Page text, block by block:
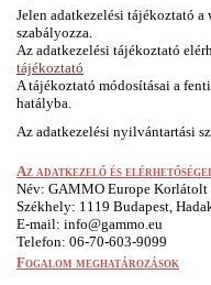
Jelen adatkezelési tájékoztató
szabályozza.
Az adatkezelési tájékoztató
tájékoztató
A tájékoztató módosításai a
hatályba.
Az adatkezelési nyilvántartási
Az adatkezelő és
Név: GAMMO Europe Korlátolt
Székhely: 1119 Budapest,
E-mail: info@gammo.eu
Telefon: 06-70-603-9099
Fogalom meghatározások